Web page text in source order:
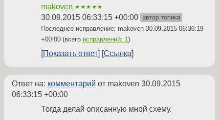
makoven ★★★★★
30.09.2015 06:33:15 +00:00 автор топика
Последнее исправление: makoven 30.09.2015 06:36:19
+00:00 (всего исправлений: 1)
Показать ответ Ссылка
Ответ на: комментарий от makoven 30.09.2015
06:33:15 +00:00
Тогда делай описанную мной схему.